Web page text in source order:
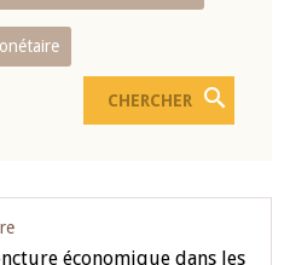
économique dans les